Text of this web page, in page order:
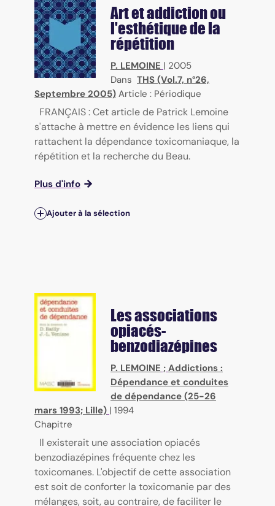
Art et addiction ou
l'esthétique de la
répétition
P. LEMOINE | 2005
Dans THS (Vol.7, n°26,
Septembre 2005) Article : Périodique
FRANÇAIS : Cet article de Patrick Lemoine
s'attache à mettre en évidence les liens qui
rattachent la dépendance toxicomaniaque, la
répétition et la recherche du Beau.
Plus d'info
Ajouter à la sélection
Les associations
opiacés-
benzodiazépines
P. LEMOINE ; Addictions :
Dépendance et conduites
de dépendance (25-26
mars 1993; Lille) | 1994
Chapitre
Il existerait une association opiacés
benzodiazépines fréquente chez les
toxicomanes. L'objectif de cette association
est soit de conforter la toxicomanie par des
mélanges, soit, au contraire, de faciliter le